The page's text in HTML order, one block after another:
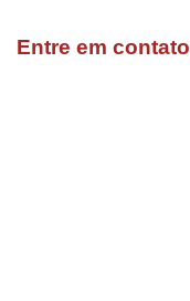
Entre em contato